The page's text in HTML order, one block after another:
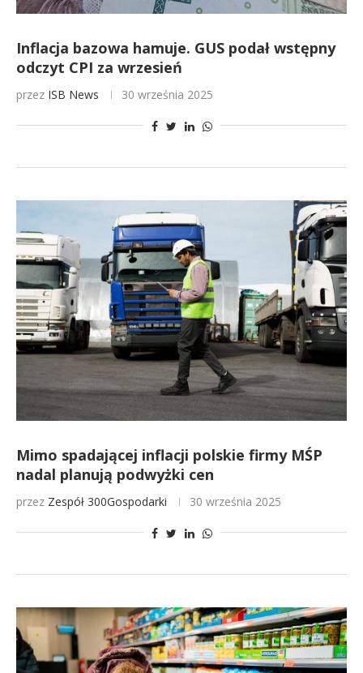
Inflacja bazowa hamuje. GUS podał wstępny
odczyt CPI za wrzesień
przez ISB News 30 września 2025
Mimo spadającej inflacji polskie firmy MŚP
nadal planują podwyżki cen
przez Zespół 300Gospodarki 30 września 2025